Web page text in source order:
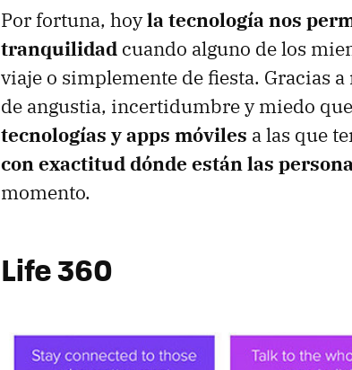
Por fortuna, hoyla tecnología nos
tranquilidad cuando alguno de los
viaje o simplemente de fiesta. Gracias
de angustia, incertidumbre y miedo
tecnologías y apps móviles a las que
con exactitud dónde están las
momento.
Life 360